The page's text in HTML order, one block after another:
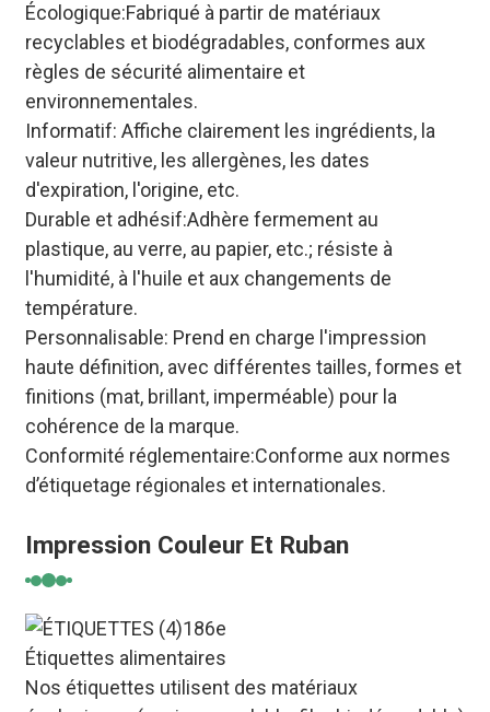
Écologique:Fabriqué à partir de matériaux
recyclables et biodégradables, conformes aux
règles de sécurité alimentaire et
environnementales.
Informatif: Affiche clairement les ingrédients, la
valeur nutritive, les allergènes, les dates
d'expiration, l'origine, etc.
Durable et adhésif:Adhère fermement au
plastique, au verre, au papier, etc.; résiste à
l'humidité, à l'huile et aux changements de
température.
Personnalisable: Prend en charge l'impression
haute définition, avec différentes tailles, formes et
finitions (mat, brillant, imperméable) pour la
cohérence de la marque.
Conformité réglementaire:Conforme aux normes
d’étiquetage régionales et internationales.
Impression Couleur Et Ruban
Étiquettes alimentaires
Nos étiquettes utilisent des matériaux